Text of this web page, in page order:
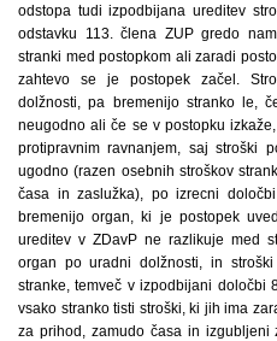
odstopa tudi izpodbijana ureditev
odstavku 113. člena ZUP gredo
stranki med postopkom ali zaradi
zahtevo se je postopek začel.
dolžnosti, pa bremenijo stranko le,
neugodno ali če se v postopku
protipravnim ravnanjem, saj stroški
ugodno (razen osebnih stroškov
časa in zaslužka), po izrecni
bremenijo organ, ki je postopek
ureditev v ZDavP ne razlikuje med
organ po uradni dolžnosti, in
stranke, temveč v izpodbijani določbi
vsako stranko tisti stroški, ki jih ima
za prihod, zamudo časa in izgubljeni